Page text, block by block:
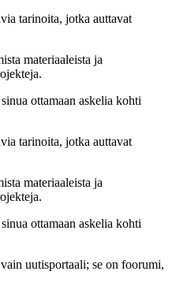
tarinoita, jotka auttavat
materiaaleista ja
ottamaan askelia kohti
tarinoita, jotka auttavat
materiaaleista ja
ottamaan askelia kohti
uutisportaali; se on foorumi,